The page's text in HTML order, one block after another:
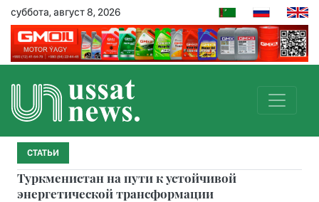
суббота, август 8, 2026
СТАТЬИ
Туркменистан на пути к устойчивой
энергетической трансформации